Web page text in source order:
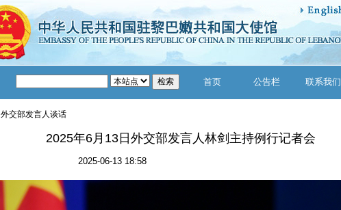
首页 公告栏 联系我们
外交部发言人谈话
2025年6月13日外交部发言人林剑主持例行记者会
2025-06-13 18:58